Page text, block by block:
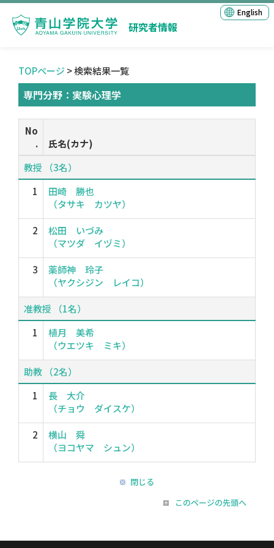
研究者情報
English
TOPページ > 検索結果一覧
専門分野：実験心理学
No
.
氏名(カナ)
教授 （3名）
1
田崎 勝也
（タサキ カツヤ）
2
松田 いづみ
（マツダ イヅミ）
3
薬師神 玲子
（ヤクシジン レイコ）
准教授 （1名）
1
植月 美希
（ウエツキ ミキ）
助教 （2名）
1
長 大介
（チョウ ダイスケ）
2
横山 舜
（ヨコヤマ シュン）
閉じる
このページの先頭へ